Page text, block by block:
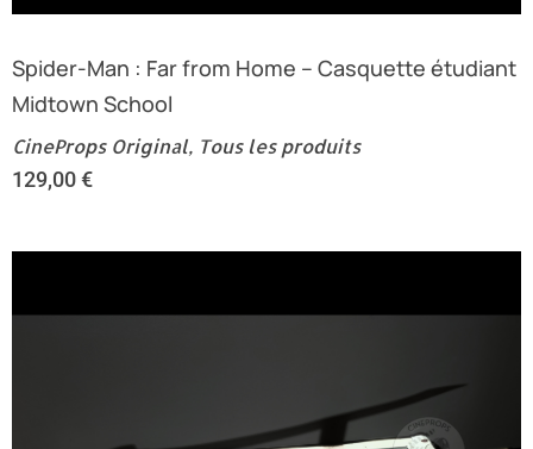
Spider-Man : Far from Home – Casquette étudiant
Midtown School
CineProps Original, Tous les produits
129,00€